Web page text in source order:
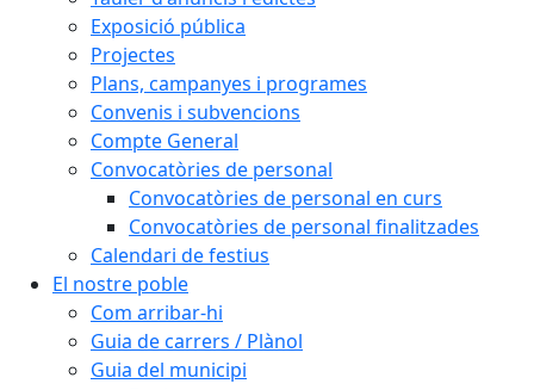
Exposició pública
Projectes
Plans, campanyes i programes
Convenis i subvencions
Compte General
Convocatòries de personal
Convocatòries de personal en curs
Convocatòries de personal finalitzades
Calendari de festius
El nostre poble
Com arribar-hi
Guia de carrers / Plànol
Guia del municipi